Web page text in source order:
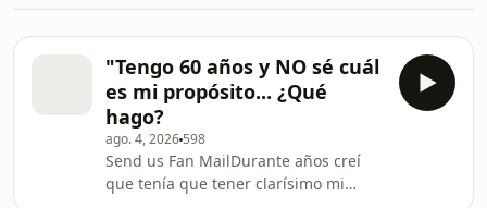
"Tengo 60 años y NO sé cuál
es mi propósito... ¿Qué
hago?
ago. 4, 2026 598
Send us Fan MailDurante años creí
que tenía que tener clarísimo mi